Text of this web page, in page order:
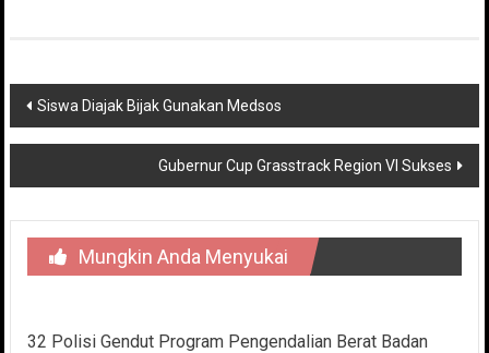
Navigasi
pos
Siswa Diajak Bijak Gunakan Medsos
Gubernur Cup Grasstrack Region VI Sukses
Mungkin Anda Menyukai
32 Polisi Gendut Program Pengendalian Berat Badan